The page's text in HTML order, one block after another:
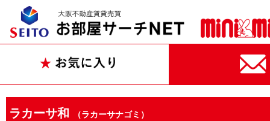
ラカーサ和 （ラカーサナゴミ）